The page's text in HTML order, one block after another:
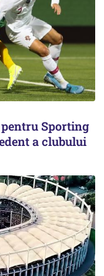
Sporting
a clubului